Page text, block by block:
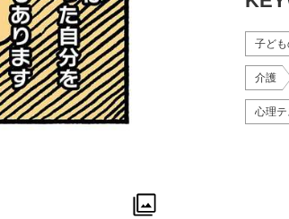
子ど
介護
心理テ